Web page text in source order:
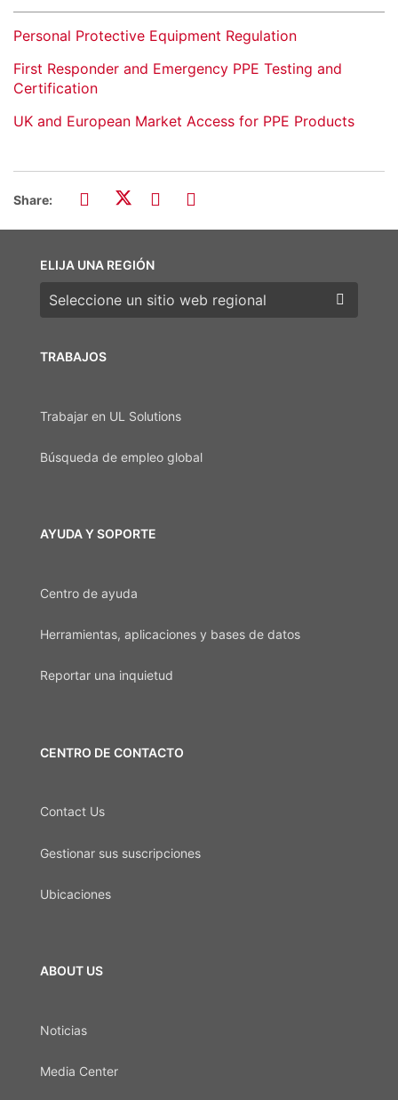
Personal Protective Equipment Regulation
First Responder and Emergency PPE Testing and
Certification
UK and European Market Access for PPE Products
Share:
TRABAJOS
Trabajar en UL Solutions
Búsqueda de empleo global
AYUDA Y SOPORTE
Centro de ayuda
Herramientas, aplicaciones y bases de datos
Reportar una inquietud
CENTRO DE CONTACTO
Contact Us
Gestionar sus suscripciones
Ubicaciones
ABOUT US
Noticias
Media Center
ELIJA UNA REGIÓN
Elija una región